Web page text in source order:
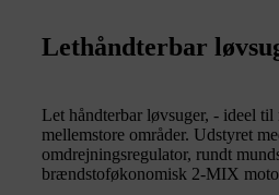
Lethåndterbar
Let håndterbar løvsuger, - ideel
mellemstore områder. Udstyret
omdrejningsregulator, rundt
brændstoføkonomisk 2-MIX